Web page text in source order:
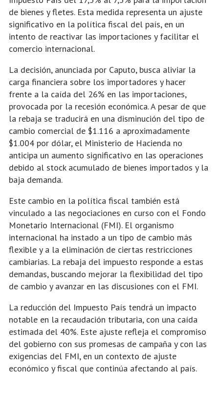
de bienes y fletes. Esta medida representa un ajuste
significativo en la política fiscal del país, en un
intento de reactivar las importaciones y facilitar el
comercio internacional.
La decisión, anunciada por Caputo, busca aliviar la
carga financiera sobre los importadores y hacer
frente a la caída del 26% en las importaciones,
provocada por la recesión económica. A pesar de que
la rebaja se traducirá en una disminución del tipo de
cambio comercial de $1.116 a aproximadamente
$1.004 por dólar, el Ministerio de Hacienda no
anticipa un aumento significativo en las operaciones
debido al stock acumulado de bienes importados y la
baja demanda.
Este cambio en la política fiscal también está
vinculado a las negociaciones en curso con el Fondo
Monetario Internacional (FMI). El organismo
internacional ha instado a un tipo de cambio más
flexible y a la eliminación de ciertas restricciones
cambiarias. La rebaja del impuesto responde a estas
demandas, buscando mejorar la flexibilidad del tipo
de cambio y avanzar en las discusiones con el FMI.
La reducción del Impuesto País tendrá un impacto
notable en la recaudación tributaria, con una caída
estimada del 40%. Este ajuste refleja el compromiso
del gobierno con sus promesas de campaña y con las
exigencias del FMI, en un contexto de ajuste
económico y fiscal que continúa afectando al país.